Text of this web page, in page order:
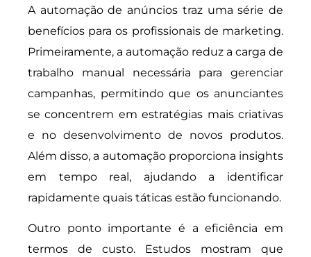
A automação de anúncios traz uma série de
benefícios para os profissionais de marketing.
Primeiramente, a automação reduz a carga de
trabalho manual necessária para gerenciar
campanhas, permitindo que os anunciantes
se concentrem em estratégias mais criativas
e no desenvolvimento de novos produtos.
Além disso, a automação proporciona insights
em tempo real, ajudando a identificar
rapidamente quais táticas estão funcionando.
Outro ponto importante é a eficiência em
termos de custo. Estudos mostram que